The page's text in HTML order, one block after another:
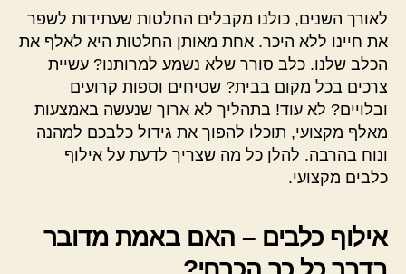
לאורך השנים, כולנו מקבלים החלטות שעתידות לשפר
את חיינו ללא היכר. אחת מאותן החלטות היא לאלף את
הכלב שלנו. כלב סורר שלא נשמע למרותנו? עשיית
צרכים בכל מקום בבית? שטיחים וספות קרועים
ובלויים? לא עוד! בתהליך לא ארוך שנעשה באמצעות
מאלף מקצועי, תוכלו להפוך את גידול כלבכם למהנה
ונוח בהרבה. להלן כל מה שצריך לדעת על אילוף
כלבים מקצועי.
אילוף כלבים – האם באמת מדובר